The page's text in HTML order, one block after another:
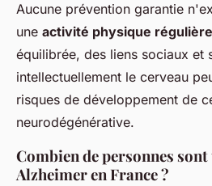
Aucune prévention garantie
une activité physique régulière
équilibrée, des liens sociaux et
intellectuellement le cerveau
risques de développement de
neurodégénérative.
Combien de personnes
Alzheimer en France ?